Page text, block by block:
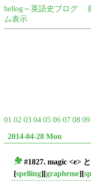
hellog～英語史ブログ
ム表示
01 02 03 04 05 06 07 08 09
2014-04-28 Mon
#1827. magic <e>
[spelling][grapheme][